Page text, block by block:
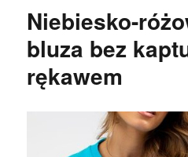
Niebiesko-
bluza bez
rękawem